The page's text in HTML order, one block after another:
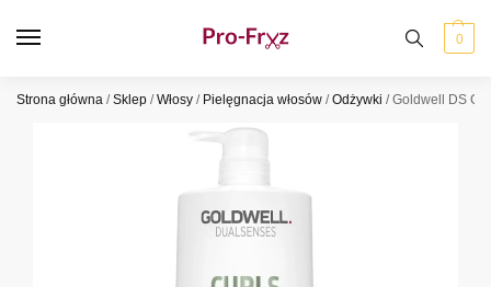
0
Strona główna /Sklep /Włosy / Pielęgnacja włosów /Odżywki /Goldwell DS